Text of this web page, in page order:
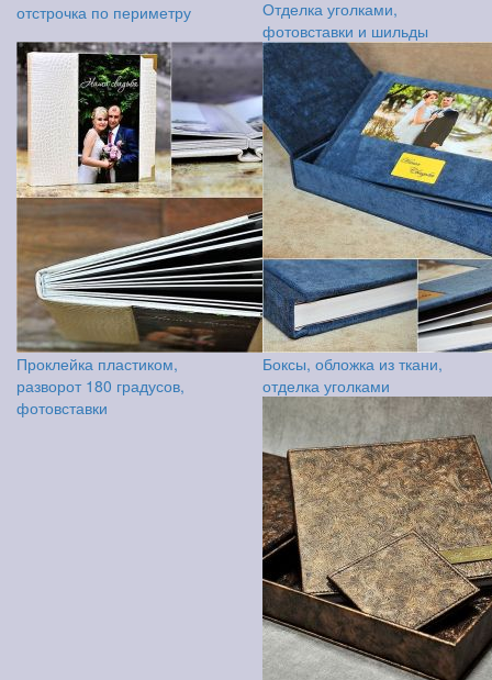
отстрочка по периметру
Отделка уголками,
фотовставки и шильды
Проклейка пластиком,
разворот 180 градусов,
фотовставки
Боксы, обложка из ткани,
отделка уголками